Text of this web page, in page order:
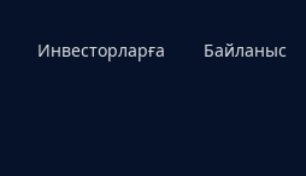
Инвесторларға Байланыс